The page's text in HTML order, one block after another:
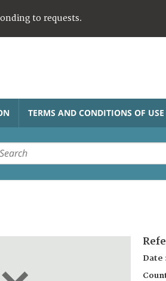
to requests.
TERMS AND CONDITIONS OF USE
Date